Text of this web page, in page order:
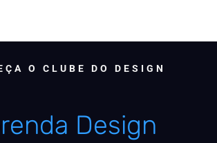
O CLUBE DO DESIGN
Design